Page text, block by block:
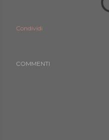
Condividi
COMMENTI